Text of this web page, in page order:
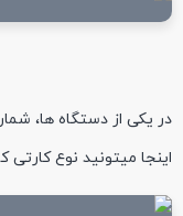
در یکی از دستگاه ها،
اینجا میتونید نوع کارتی